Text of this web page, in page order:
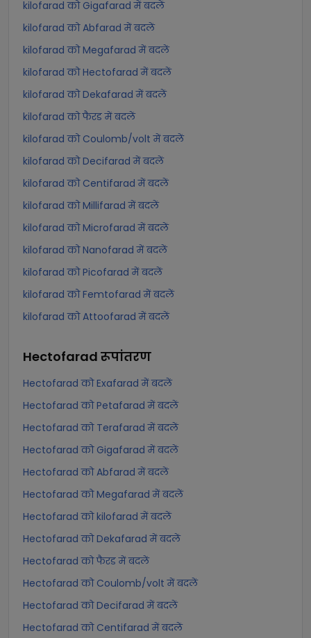
kilofarad को Gigafarad में बदलें
kilofarad को Abfarad में बदलें
kilofarad को Megafarad में बदलें
kilofarad को Hectofarad में बदलें
kilofarad को Dekafarad में बदलें
kilofarad को फैरड में बदलें
kilofarad को Coulomb/volt में बदलें
kilofarad को Decifarad में बदलें
kilofarad को Centifarad में बदलें
kilofarad को Millifarad में बदलें
kilofarad को Microfarad में बदलें
kilofarad को Nanofarad में बदलें
kilofarad को Picofarad में बदलें
kilofarad को Femtofarad में बदलें
kilofarad को Attoofarad में बदलें
Hectofarad रूपांतरण
Hectofarad को Exafarad में बदलें
Hectofarad को Petafarad में बदलें
Hectofarad को Terafarad में बदलें
Hectofarad को Gigafarad में बदलें
Hectofarad को Abfarad में बदलें
Hectofarad को Megafarad में बदलें
Hectofarad को kilofarad में बदलें
Hectofarad को Dekafarad में बदलें
Hectofarad को फैरड में बदलें
Hectofarad को Coulomb/volt में बदलें
Hectofarad को Decifarad में बदलें
Hectofarad को Centifarad में बदलें